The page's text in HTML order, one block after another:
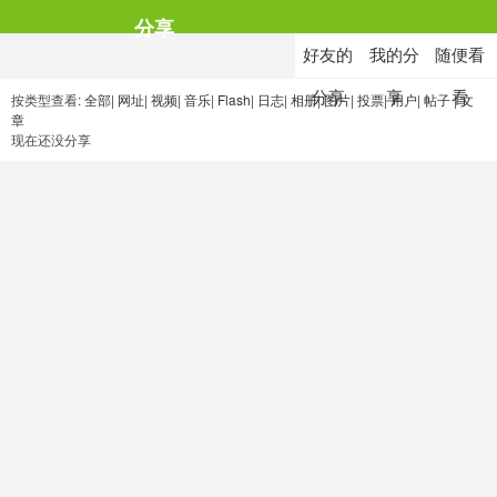
分享
好友的
分享
我的分
享
随便看
看
按类型查看:全部| 网址| 视频| 音乐| Flash| 日志| 相册|图片| 投票|用户| 帖子|文
章
现在还没分享